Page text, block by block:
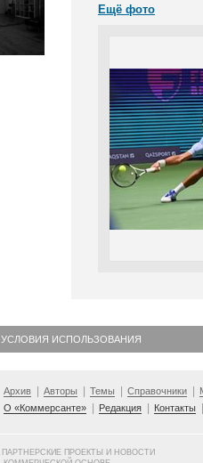
Ещё фото
УСЛОВИЯ ИСПОЛЬЗОВАНИЯ
Архив Авторы Темы Справочники
О «Коммерсанте»
Редакция Контакты
ПРОЕКТЫ И НОВОСТИ